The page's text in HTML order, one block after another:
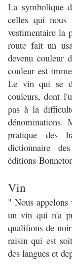
La symbolique
celles qui nous
vestimentaire la
route fait un
devenu couleur
couleur est
Le vin qui se
couleurs, dont
pas à la
dénominations.
pratique des
dictionnaire
éditions
Vin
" Nous
un vin qui n'a
qualifions de
raisin qui est
des langues et